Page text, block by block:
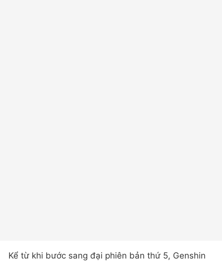
Kể từ khi bước sang đại phiên bản thứ 5, Genshin